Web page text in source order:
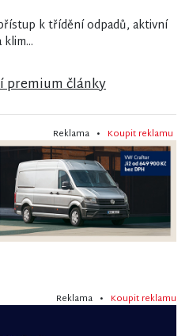
k třídění odpadů, aktivní
premium články
Reklama • Koupit reklamu
Reklama • Koupit reklamu